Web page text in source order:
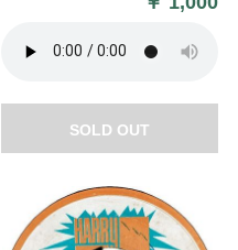
SOLD OUT